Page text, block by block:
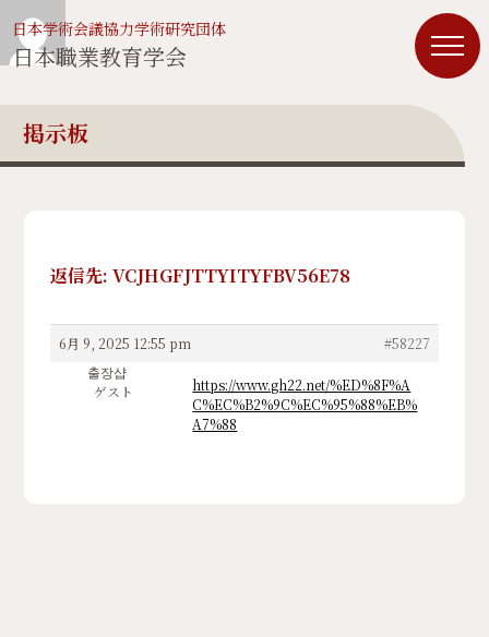
日本学術会議協力学術研究団体
日本職業教育学会
掲示板
返信先: VCJHGFJTTYITYFBV56E78
6月 9, 2025 12:55 pm
#58227
출장샵
ゲスト
https://www.gh22.net/%ED%8F%A
C%EC%B2%9C%EC%95%88%EB%
A7%88